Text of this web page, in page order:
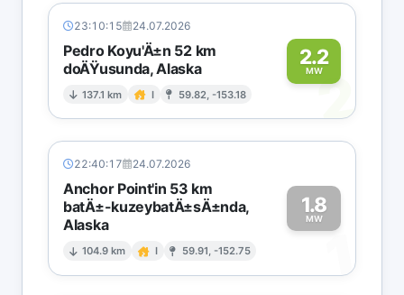
23:10:15 24.07.2026
Pedro Koyu'Ä±n 52 km
doÄŸusunda, Alaska
137.1 km I 59.82, -153.18
2.2
MW2
22:40:17 24.07.2026
Anchor Point'in 53 km
batÄ±-kuzeybatÄ±sÄ±nda,
Alaska
104.9 km I 59.91, -152.75
1.8
MW
1